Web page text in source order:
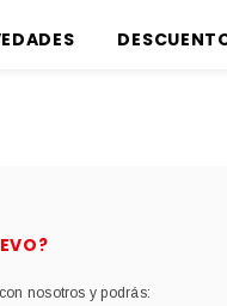
nosotros y podrás: